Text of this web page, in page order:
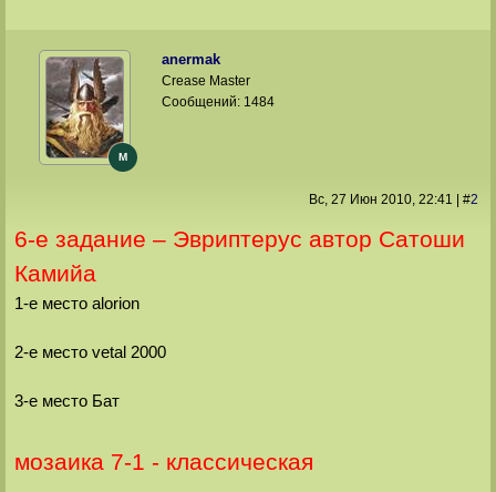
anermak
M
Crease Master
Сообщений: 1484
Вс, 27 Июн 2010, 22:41 #2
6-е задание – Эвриптерус автор Сатоши
Камийа
1-е место alorion
2-е место vetal 2000
3-е место Бат
мозаика 7-1 - классическая